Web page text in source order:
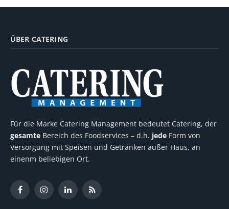
ÜBER CATERING
Für die Marke Catering Management bedeutet Catering, der
gesamte Bereich des Foodservices – d.h. jede Form von
Versorgung mit Speisen und Getränken außer Haus, an
einenm beliebigen Ort.
FacebookInstagramLinkedInRSS